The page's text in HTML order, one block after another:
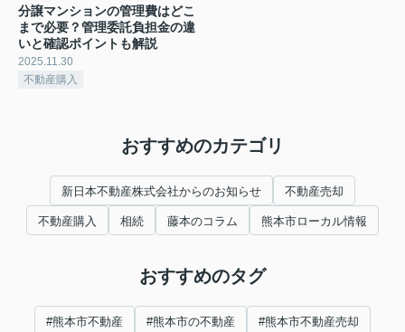
分譲マンションの管理費はどこ
まで必要？管理委託負担金の違
いと確認ポイントも解説
2025.11.30
不動産購入
おすすめのカテゴリ
新日本不動産株式会社からのお知らせ 不動産売却
不動産購入 相続 藤本のコラム 熊本市ローカル情報
おすすめのタグ
#熊本市不動産 #熊本市の不動産 #熊本市不動産売却